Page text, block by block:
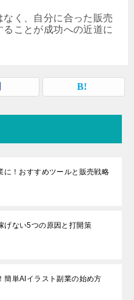
く、自分に合った販売
ことが成功への近道に
に！おすすめツールと販売戦略
げない5つの原因と打開策
簡単AIイラスト副業の始め方